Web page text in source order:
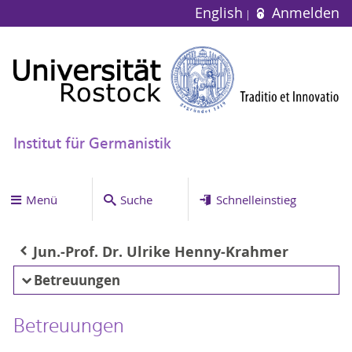
English Anmelden
Institut für Germanistik
Menü Suche Schnelleinstieg
Jun.-Prof. Dr. Ulrike Henny-Krahmer
Betreuungen
Betreuungen